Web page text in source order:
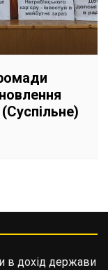
в дохід держави